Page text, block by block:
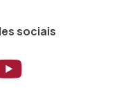
sociais
ao ao
Aceder